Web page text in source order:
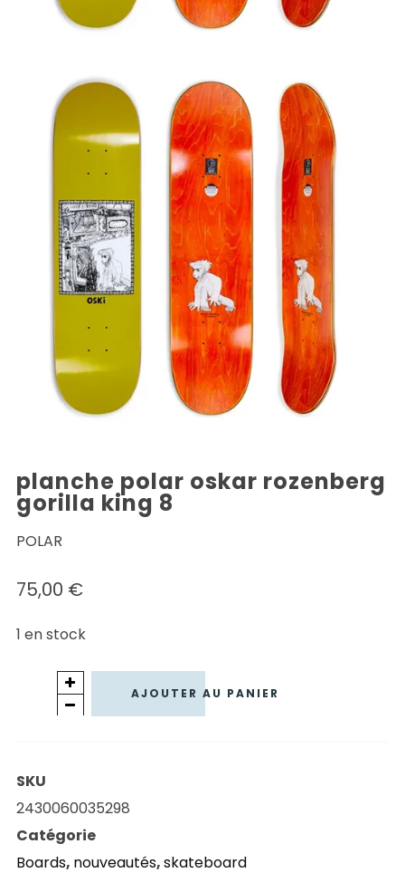
planche polar oskar rozenberg
gorilla king 8
POLAR
75,00 €
1 en stock
quantité
OSKAR
ROZENBERG
GORILLA
KING
AJOUTER AU PANIER
SKU
2430060035298
Catégorie
Boards, nouveautés,skateboard